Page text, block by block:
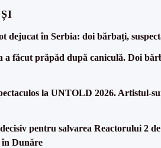
dejucat în Serbia: doi bărbați,
a făcut prăpăd după caniculă. Doi
la UNTOLD 2026. Artistul-
pentru salvarea Reactorului 2
Dunăre